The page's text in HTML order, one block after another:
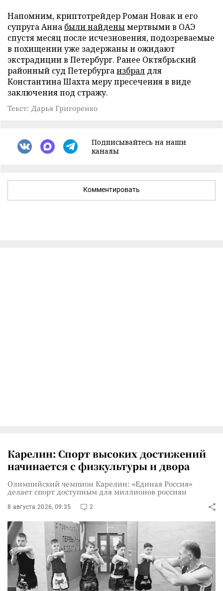
Напомним, криптотрейдер Роман Новак и его
супруга Анна были найденымертвыми в ОАЭ
спустя месяц после исчезновения, подозреваемые
в похищении уже задержаны и ожидают
экстрадиции в Петербург. Ранее Октябрьский
районный суд Петербургаизбрал для
Константина Шахта меру пресечения в виде
заключения под стражу.
Текст: Дарья Григоренко
Подписывайтесь на наши
каналы
Комментировать
Карелин: Спорт высоких достижений
начинается с физкультуры и двора
Олимпийский чемпион Карелин: «Единая Россия»
делает спорт доступным для миллионов россиян
8 августа 2026, 09:35 2